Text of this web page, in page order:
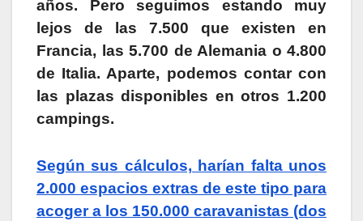
años. Pero seguimos estando muy
lejos de las 7.500 que existen en
Francia, las 5.700 de Alemania o 4.800
de Italia. Aparte, podemos contar con
las plazas disponibles en otros 1.200
campings.
Según sus cálculos, harían falta unos
2.000 espacios extras de este tipo para
acoger a los 150.000 caravanistas (dos